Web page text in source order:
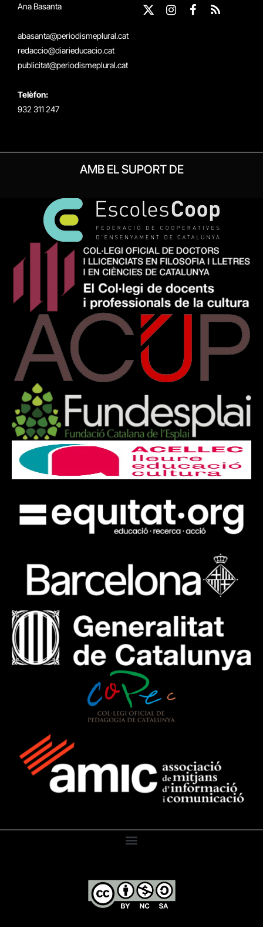
Ana Basanta
abasanta@periodismeplural.cat
redaccio@diarieducacio.cat
publicitat@periodismeplural.cat
Telèfon:
932 311 247
X
Instagram
Facebook
RSS
AMB EL SUPORT DE